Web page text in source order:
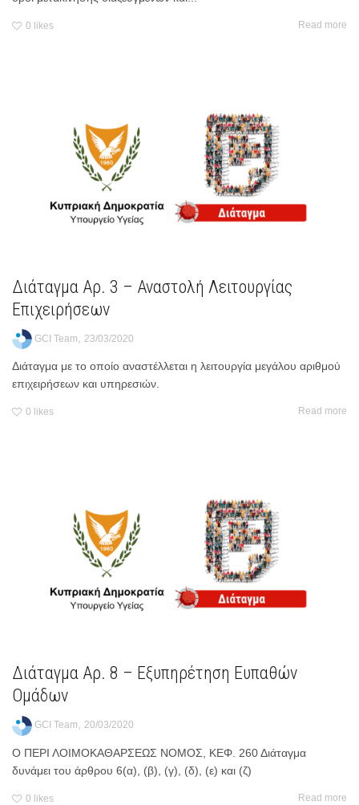
0 likes Read more
Διάταγμα Αρ. 3 – Αναστολή Λειτουργίας
Επιχειρήσεων
GCI Team 23/03/2020
Διάταγμα με το οποίο αναστέλλεται η λειτουργία μεγάλου αριθμού
επιχειρήσεων και υπηρεσιών.
0 likes Read more
Διάταγμα Αρ. 8 – Εξυπηρέτηση Ευπαθών
Ομάδων
GCI Team, 20/03/2020
Ο ΠΕΡΙ ΛΟΙΜΟΚΑΘΑΡΣΕΩΣ ΝΟΜΟΣ, ΚΕΦ. 260 Διάταγμα
δυνάμει του άρθρου 6(α), (β), (γ), (δ), (ε) και (ζ)
0 likes Read more